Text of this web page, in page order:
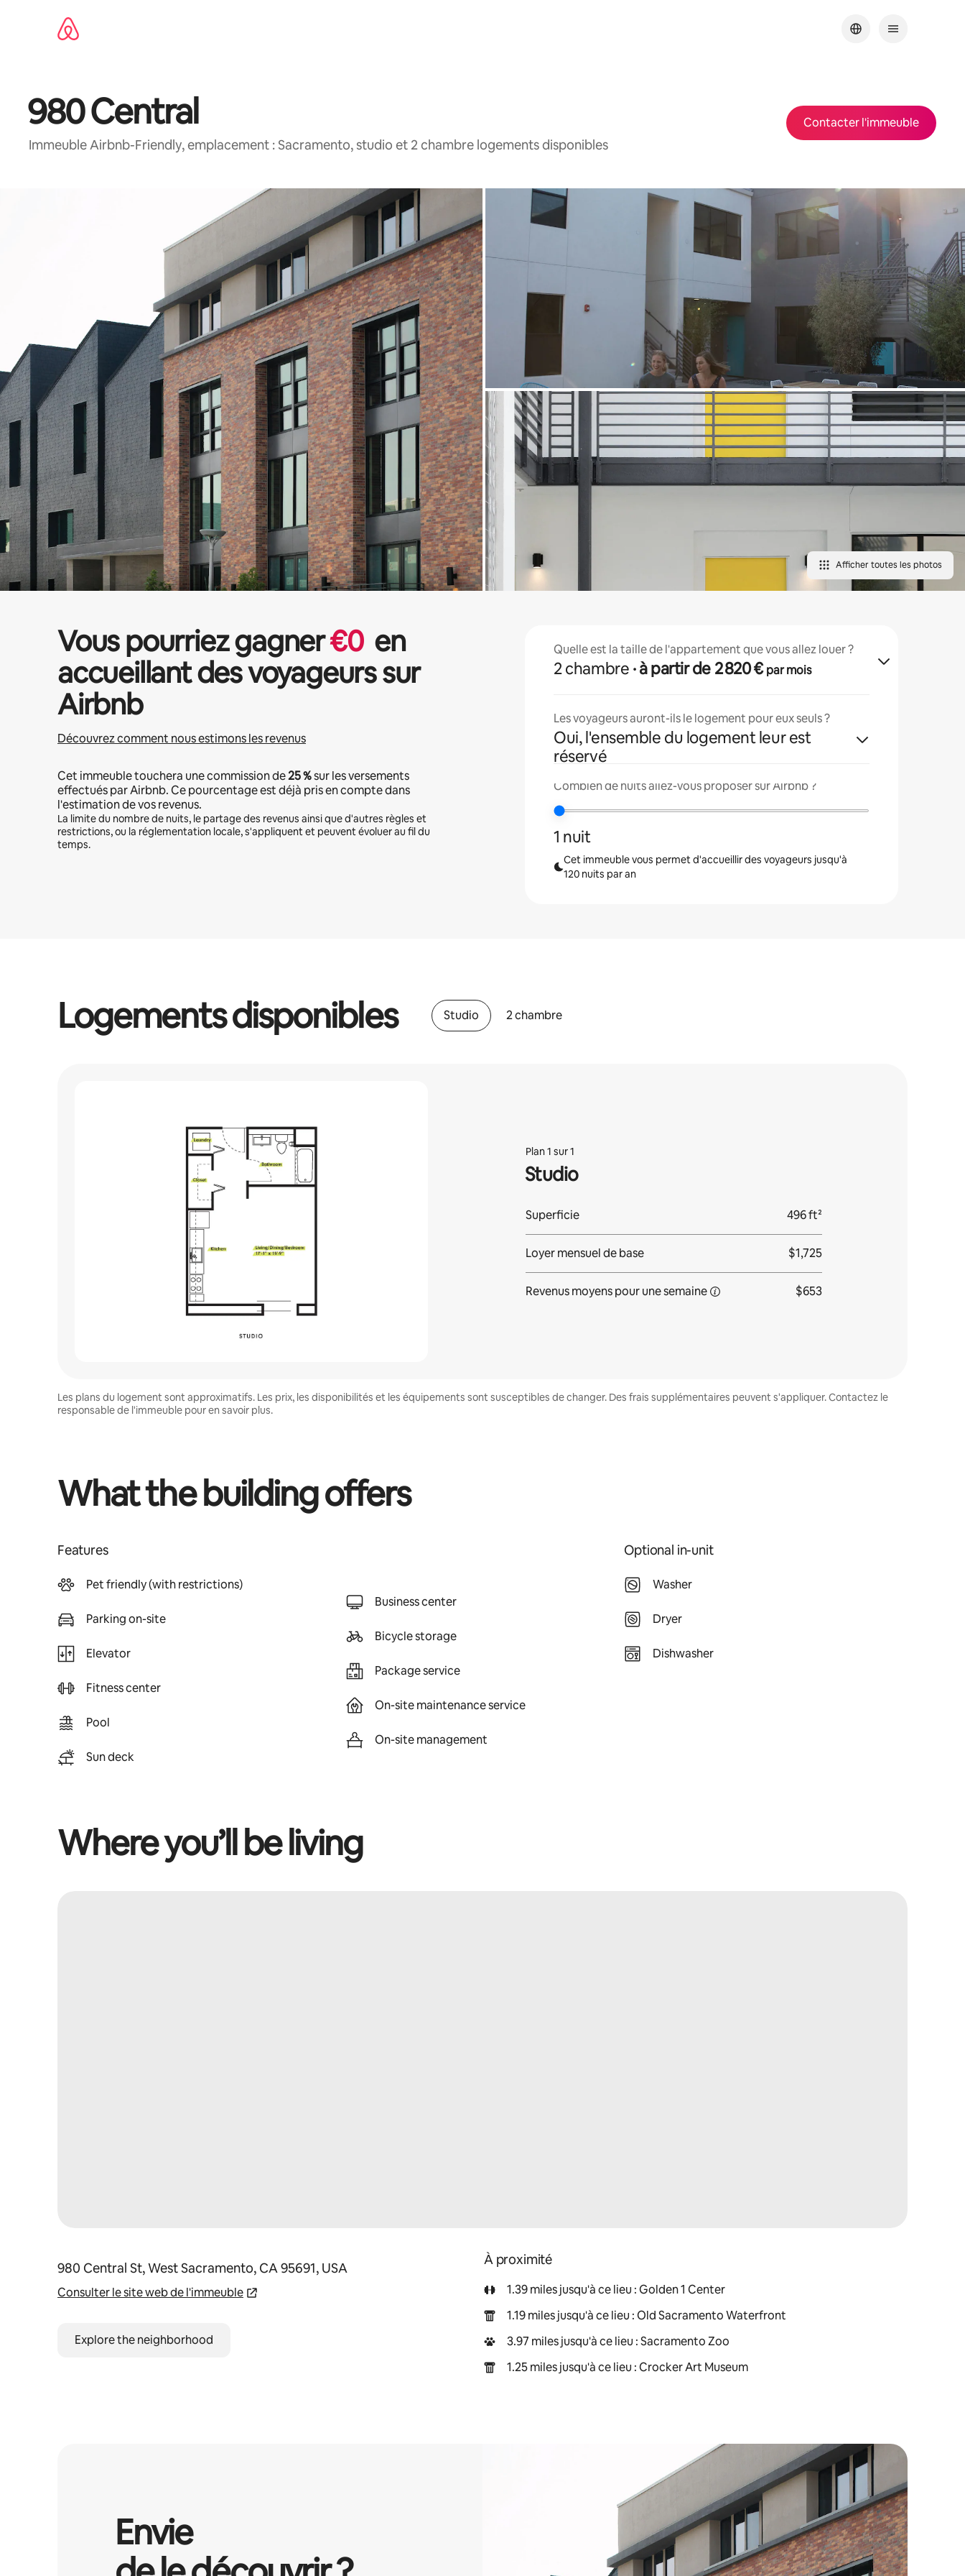
980 Central
Immeuble Airbnb-Friendly, emplacement : Sacramento, studio et 2 chambre logements disponibles
Contacter l'immeuble
Afficher toutes les photos
Vous pourriez gagner€0 en
accueillant des voyageurs sur
Airbnb
Découvrez comment nous estimons les revenus
Cet immeuble touchera une commission de25 %sur les versements
effectués par Airbnb. Ce pourcentage est déjà pris en compte dans
l'estimation de vos revenus.
La limite du nombre de nuits, le partage des revenus ainsi que d'autres règles et
restrictions, ou la réglementation locale, s'appliquent et peuvent évoluer au fil du
temps.
Quelle est la taille de l'appartement que vous allez louer ?
2 chambre · à partir de 2 820 €par mois
Les voyageurs auront-ils le logement pour eux seuls ?
Oui, l'ensemble du logement leur est
réservé
Combien de nuits allez-vous proposer sur Airbnb ?
1 nuit
Cet immeuble vous permet d'accueillir des voyageurs jusqu'à
120 nuits par an
Logements disponibles Studio 2 chambre
Plan 1 sur 1
Studio
Superficie 496 ft²
Loyer mensuel de base $1,725
Revenus moyens pour unesemaine $653
Les plans du logement sont approximatifs. Les prix, les disponibilités et les équipements sont susceptibles de changer. Des frais supplémentaires peuvent s'appliquer. Contactez le
responsable de l'immeuble pour en savoir plus.
What the building offers
Features
Pet friendly (with restrictions)
Parking on-site
Elevator
Fitness center
Pool
Sun deck
Business center
Bicycle storage
Package service
On-site maintenance service
On-site management
Optional in-unit
Washer
Dryer
Dishwasher
Where you’ll be living
980 Central St, West Sacramento, CA 95691, USA
Consulter le site web de l'immeuble
Explore the neighborhood
À proximité
1.39 miles jusqu'à ce lieu : Golden 1 Center
1.19 miles jusqu'à ce lieu : Old Sacramento Waterfront
3.97 miles jusqu'à ce lieu : Sacramento Zoo
1.25 miles jusqu'à ce lieu : Crocker Art Museum
Envie